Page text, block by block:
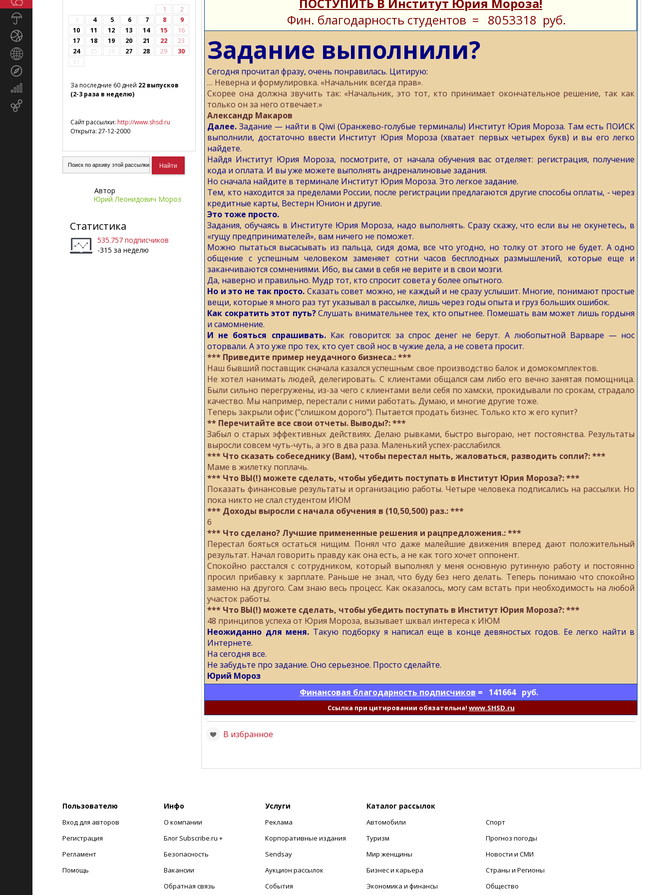
Экономика
1
2
3
4 5 6 7 8
9
10
11 12 13 14 15
16
17
18 19 20 21 22
23
24
25 26 27 28 29
30
31
За последние 60 дней 22 выпусков
(2-3 раза в неделю)
Сайт рассылки: http://www.shsd.ru
Открыта: 27-12-2000
Автор
Юрий Леонидович Мороз
Статистика
535.757 подписчиков
-315 за неделю
Фин. благодарность студентов = 8053318 руб.
Задание выполнили?
Сегодня прочитал фразу, очень понравилась. Цитирую:
… Неверна и формулировка. «Начальник всегда прав».
Скорее она должна звучить так: «Начальник, это тот, кто принимает окончательное решение, так как
только он за него отвечает.»
Александр Макаров
Далее.Задание — найти в Qiwi (Оранжево-голубые терминалы) Институт Юрия Мороза. Там есть ПОИСК
выполнили, достаточно ввести Институт Юрия Мороза (хватает первых четырех букв) и вы его легко
найдете.
Найдя Институт Юрия Мороза, посмотрите, от начала обучения вас отделяет: регистрация, получение
кода и оплата. И вы уже можете выполнять андреналиновые задания.
Но сначала найдите в терминале Институт Юрия Мороза. Это легкое задание.
Тем, кто находится за пределами России, после регистрации предлагаются другие способы оплаты, - через
кредитные карты, Вестерн Юнион и другие.
Это тоже просто.
Задания, обучаясь в Институте Юрия Мороза, надо выполнять. Сразу скажу, что если вы не окунетесь, в
«гущу предпринимателей», вам ничего не поможет.
Можно пытаться высасывать из пальца, сидя дома, все что угодно, но толку от этого не будет. А одно
общение с успешным человеком заменяет сотни часов бесплодных размышлений, которые еще и
заканчиваются сомнениями. Ибо, вы сами в себя не верите и в свои мозги.
Да, наверно и правильно. Мудр тот, кто спросит совета у более опытного.
Но и это не так просто. Сказать совет можно, не каждый и не сразу услышит. Многие, понимают простые
вещи, которые я много раз тут указывал в рассылке, лишь через годы опыта и груз больших ошибок.
Как сократить этот путь?Слушать внимательнее тех, кто опытнее. Помешать вам может лишь гордыня
и самомнение.
И не бояться спрашивать.Как говорится: за спрос денег не берут. А любопытной Варваре — нос
оторвали. А это уже про тех, кто сует свой нос в чужие дела, а не совета просит.
*** Приведите пример неудачного бизнеса.: ***
Наш бывший поставщик сначала казался успешным: свое производство балок и домокомплектов.
Не хотел нанимать людей, делегировать. С клиентами общался сам либо его вечно занятая помощница.
Были сильно перегружены, из-за чего с клиентами вели себя по хамски, прокидывали по срокам, страдало
качество. Мы например, перестали с ними работать. Думаю, и многие другие тоже.
Теперь закрыли офис ("слишком дорого"). Пытается продать бизнес. Только кто ж его купит?
** Перечитайте все свои отчеты. Выводы?: ***
Забыл о старых эффективных действиях. Делаю рывками, быстро выгораю, нет постоянства. Результаты
выросли совсем чуть-чуть, а эго в два раза. Маленький успех-расслабился.
*** Что сказать собеседнику (Вам), чтобы перестал ныть, жаловаться, разводить сопли?: ***
Маме в жилетку поплачь.
*** Что ВЫ(!) можете сделать, чтобы убедить поступать в Институт Юрия Мороза?: ***
Показать финансовые результаты и организацию работы. Четыре человека подписались на рассылки. Но
пока никто не слал студентом ИЮМ
*** Доходы выросли с начала обучения в (10,50,500) раз.: ***
6
*** Что сделано? Лучшие примененные решения и рацпредложения.: ***
Перестал бояться остаться нищим. Понял что даже малейшие движения вперед дают положительный
результат. Начал говорить правду как она есть, а не как того хочет оппонент.
Спокойно расстался с сотрудником, который выполнял у меня основную рутинную работу и постоянно
просил прибавку к зарплате. Раньше не знал, что буду без него делать. Теперь понимаю что спокойно
заменю на другого. Сам знаю весь процесс. Как оказалось, могу сам встать при необходимость на любой
участок работы.
*** Что ВЫ(!) можете сделать, чтобы убедить поступать в Институт Юрия Мороза?: ***
48 принципов успеха от Юрия Мороза, вызывает шквал интереса к ИЮМ
Неожиданно для меня. Такую подборку я написал еще в конце девяностых годов. Ее легко найти в
Интернете.
На сегодня все.
Не забудьте про задание. Оно серьезное. Просто сделайте.
Юрий Мороз
Финансовая благодарность подписчиков = 141664 руб.
Cсылка при цитировании обязательна! www.SHSD.ru
В избранное
Пользователю
Вход для авторов
Регистрация
Регламент
Помощь
Инфо
О компании
Блог Subscribe.ru +
Безопасность
Вакансии
Обратная связь
Услуги
Реклама
Корпоративные издания
Sendsay
Аукцион рассылок
События
Каталог рассылок
Автомобили
Туризм
Мир женщины
Бизнес и карьера
Экономика и финансы
Спорт
Прогноз погоды
Новости и СМИ
Страны и Регионы
Общество